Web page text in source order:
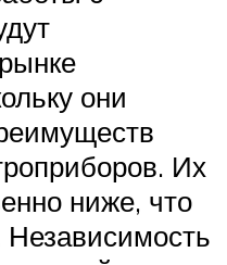
они
Их
ниже, что
Независимость